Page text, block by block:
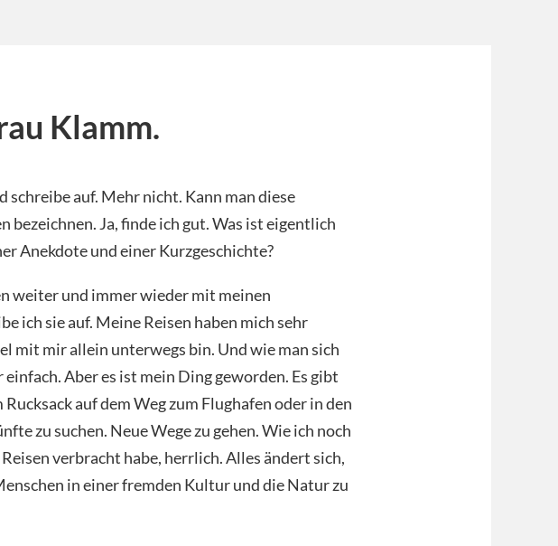
Klamm.
schreibe auf. Mehr nicht. Kann man diese
bezeichnen. Ja, finde ich gut. Was ist eigentlich
Anekdote und einer Kurzgeschichte?
weiter und immer wieder mit meinen
ich sie auf. Meine Reisen haben mich sehr
mit mir allein unterwegs bin. Und wie man sich
Aber es ist mein Ding geworden. Es gibt
auf dem Weg zum Flughafen oder in den
zu suchen. Neue Wege zu gehen. Wie ich noch
verbracht habe, herrlich. Alles ändert sich,
in einer fremden Kultur und die Natur zu